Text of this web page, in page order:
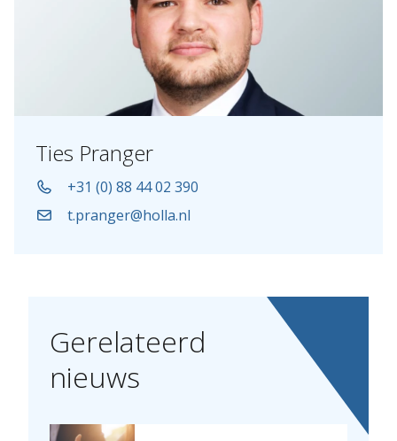
Ties Pranger
+31 (0) 88 44 02 390
t.pranger@holla.nl
Gerelateerd
nieuws